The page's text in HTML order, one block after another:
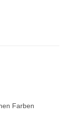
Farben